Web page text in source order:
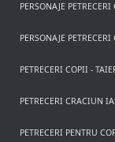
PERSONAJE
PERSONAJE
PETRECERI COPII -
PETRECERI CRACIUN
PETRECERI PENTRU